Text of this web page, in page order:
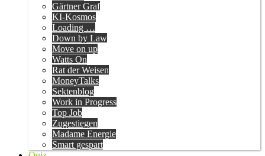
Gärtner Graf
KI-Kosmos
Loading …
Down by Law
Move on up
Watts On
Rat der Weisen
MoneyTalks
Sektenblog
Work in Progress
Top Job
Zugestiegen
Madame Energie
Smart gespart